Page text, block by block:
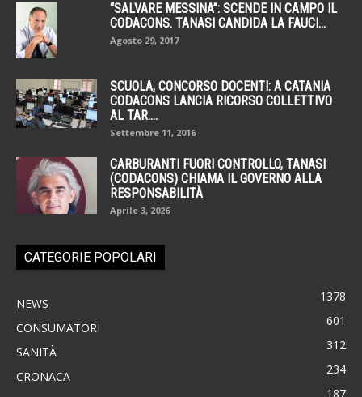
“SALVARE MESSINA”: SCENDE IN CAMPO IL
CODACONS. TANASI CANDIDA LA FAUCI...
Agosto 29, 2017
SCUOLA, CONCORSO DOCENTI: A CATANIA
CODACONS LANCIA RICORSO COLLETTIVO
AL TAR....
Settembre 11, 2016
CARBURANTI FUORI CONTROLLO, TANASI
(CODACONS) CHIAMA IL GOVERNO ALLA
RESPONSABILITÀ
Aprile 3, 2026
CATEGORIE POPOLARI
NEWS 1378
CONSUMATORI 601
SANITÀ 312
CRONACA 234
187